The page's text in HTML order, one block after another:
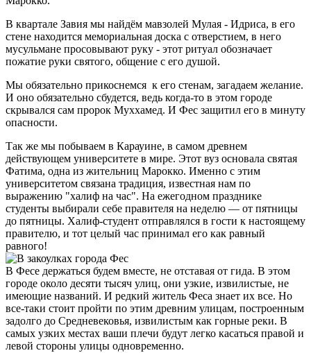
В квартале Завия мы найдём мавзолей Мулая - Идриса, в его
стене находится мемориальная доска с отверстием, в него
мусульмане просовывают руку - этот ритуал обозначает
пожатие руки святого, общение с его душой.
Мы обязательно прикоснемся к его стенам, загадаем желание.
И оно обязательно сбудется, ведь когда-то в этом городе
скрывался сам пророк Муххамед. И Фес защитил его в минуту
опасности.
Так же мы побываем в Карауине, в самом древнем
действующем университете в мире. Этот вуз основала святая
Фатима, одна из жительниц Марокко. Именно с этим
университетом связана традиция, известная нам по
выражению "халиф на час". На ежегодном празднике
студенты выбирали себе правителя на неделю — от пятницы
до пятницы. Халиф-студент отправлялся в гости к настоящему
правителю, и тот целый час принимал его как равный
равного!
В Фесе держаться будем вместе, не отставая от гида. В этом
городе около десяти тысяч улиц, они узкие, извилистые, не
имеющие названий. И редкий житель Феса знает их все. Но
все-таки стоит пройти по этим древним улицам, построенным
задолго до Средневековья, извилистым как горные реки. В
самых узких местах ваши плечи будут легко касаться правой и
левой стороны улицы одновременно.